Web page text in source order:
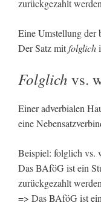
zurückgezahlt
Eine Umstellung der
Der Satz mitfolglich
Folglich vs.
Einer adverbialen
eine
Beispiel: folglich vs.
Das BAföG ist ein
zurückgezahlt
=> Das BAföG ist